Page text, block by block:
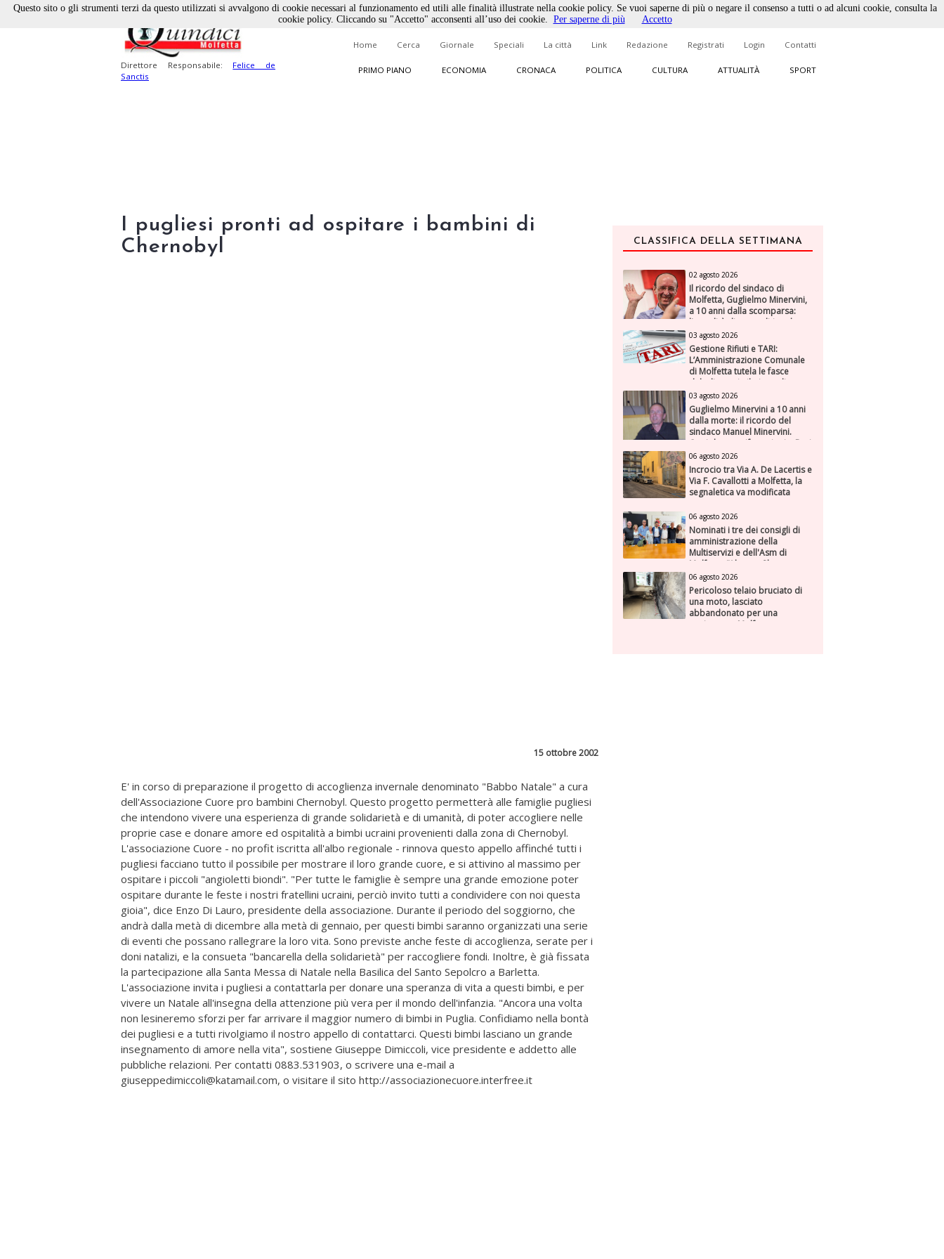
Direttore Responsabile: Felice de
Sanctis
Home Cerca Giornale Speciali La città Link Redazione Registrati Login Contatti
PRIMO PIANO ECONOMIA CRONACA POLITICA CULTURA ATTUALITÀ SPORT
I pugliesi pronti ad ospitare i bambini di
Chernobyl
15 ottobre 2002
E' in corso di preparazione il progetto di accoglienza invernale denominato "Babbo Natale" a cura
dell'Associazione Cuore pro bambini Chernobyl. Questo progetto permetterà alle famiglie pugliesi
che intendono vivere una esperienza di grande solidarietà e di umanità, di poter accogliere nelle
proprie case e donare amore ed ospitalità a bimbi ucraini provenienti dalla zona di Chernobyl.
L'associazione Cuore - no profit iscritta all'albo regionale - rinnova questo appello affinché tutti i
pugliesi facciano tutto il possibile per mostrare il loro grande cuore, e si attivino al massimo per
ospitare i piccoli "angioletti biondi". "Per tutte le famiglie è sempre una grande emozione poter
ospitare durante le feste i nostri fratellini ucraini, perciò invito tutti a condividere con noi questa
gioia", dice Enzo Di Lauro, presidente della associazione. Durante il periodo del soggiorno, che
andrà dalla metà di dicembre alla metà di gennaio, per questi bimbi saranno organizzati una serie
di eventi che possano rallegrare la loro vita. Sono previste anche feste di accoglienza, serate per i
doni natalizi, e la consueta "bancarella della solidarietà" per raccogliere fondi. Inoltre, è già fissata
la partecipazione alla Santa Messa di Natale nella Basilica del Santo Sepolcro a Barletta.
L'associazione invita i pugliesi a contattarla per donare una speranza di vita a questi bimbi, e per
vivere un Natale all'insegna della attenzione più vera per il mondo dell'infanzia. "Ancora una volta
non lesineremo sforzi per far arrivare il maggior numero di bimbi in Puglia. Confidiamo nella bontà
dei pugliesi e a tutti rivolgiamo il nostro appello di contattarci. Questi bimbi lasciano un grande
insegnamento di amore nella vita", sostiene Giuseppe Dimiccoli, vice presidente e addetto alle
pubbliche relazioni. Per contatti 0883.531903, o scrivere una e-mail a
giuseppedimiccoli@katamail.com, o visitare il sito http://associazionecuore.interfree.it
CLASSIFICA DELLA SETTIMANA
02 agosto 2026
Il ricordo del sindaco di
Molfetta, Guglielmo Minervini,
a 10 anni dalla scomparsa:
l'attualità di una politica che
genera futuro
03 agosto 2026
Gestione Rifiuti e TARI:
L’Amministrazione Comunale
di Molfetta tutela le fasce
deboli e avvia il piano di
risanamento per ASM
03 agosto 2026
Guglielmo Minervini a 10 anni
dalla morte: il ricordo del
sindaco Manuel Minervini.
Oggi due manifestazioni a Bari
e Molfetta
06 agosto 2026
Incrocio tra Via A. De Lacertis e
Via F. Cavallotti a Molfetta, la
segnaletica va modificata
06 agosto 2026
Nominati i tre dei consigli di
amministrazione della
Multiservizi e dell'Asm di
Molfetta. “Alto profilo e
dondate su fiducia,
competenza e responsabilità”
06 agosto 2026
Pericoloso telaio bruciato di
una moto, lasciato
abbandonato per una
settimana a Molfetta
Questo sito o gli strumenti terzi da questo utilizzati si avvalgono di cookie necessari al funzionamento ed utili alle finalità illustrate nella cookie policy. Se vuoi saperne di più o negare il consenso a tutti o ad alcuni cookie, consulta la
cookie policy. Cliccando su "Accetto" acconsenti all’uso dei cookie. Per saperne di più Accetto